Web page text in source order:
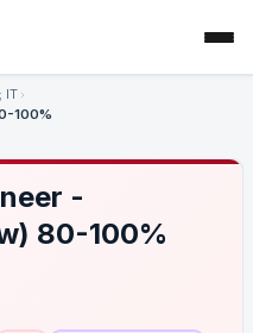
IT
100%
-
80-100%